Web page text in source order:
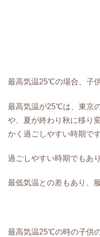
最高気温25℃の場合、子
最高気温が25℃は、東京
や、夏が終わり秋に移り
かく過ごしやすい時期です
過ごしやすい時期でもあ
最低気温との差もあり、
最高気温25℃の時の子供